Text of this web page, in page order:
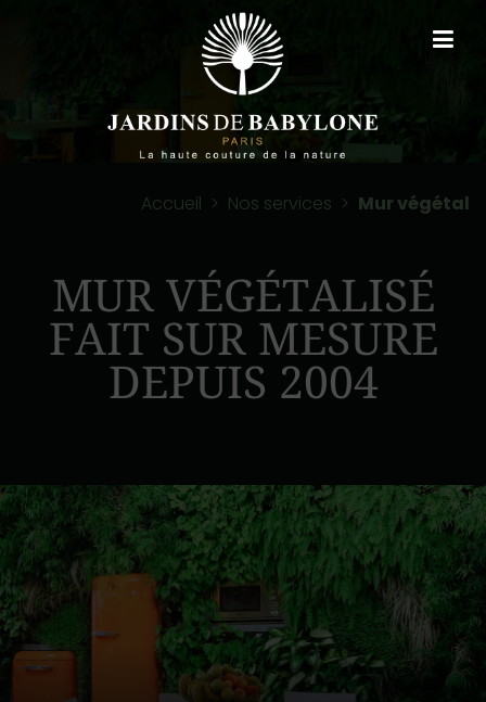
Accueil > Nos services > Mur végétal
MUR VÉGÉTALISÉ
FAIT SUR MESURE
DEPUIS 2004